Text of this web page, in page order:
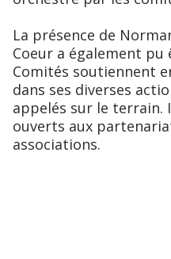
La présence de
Coeur a également pu
Comités soutiennent
dans ses diverses
appelés sur le terrain.
ouverts aux
associations.